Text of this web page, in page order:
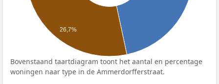
26,7%
Bovenstaand taartdiagram toont het aantal en percentage
woningen naar type in de Ammerdorfferstraat.